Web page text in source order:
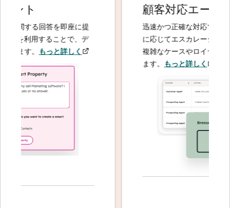
ト
関する回答を即座に提
を利用することで、デ
ます。もっと詳しく
顧客対応エージェ
迅速かつ正確な対応で問い合
に応じてエスカレーションす
複雑なケースやロイヤルティ
ます。もっと詳しく